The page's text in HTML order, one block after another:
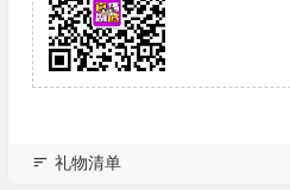
礼物清单